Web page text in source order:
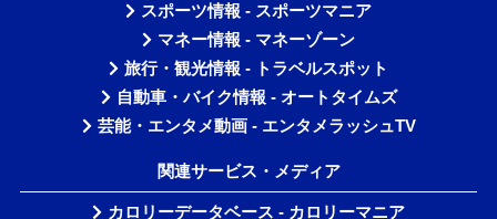
スポーツ情報 - スポーツマニア
マネー情報 - マネーゾーン
旅行・観光情報 - トラベルスポット
自動車・バイク情報 - オートタイムズ
芸能・エンタメ動画 - エンタメラッシュTV
関連サービス・メディア
カロリーデータベース - カロリーマニア